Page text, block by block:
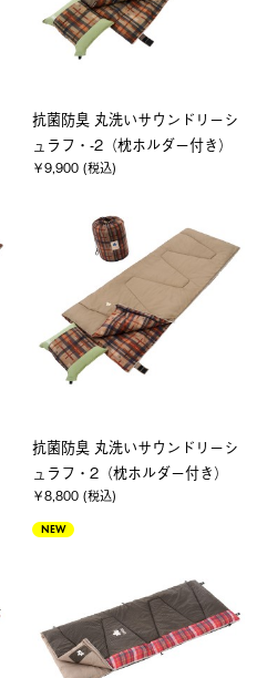
抗菌防臭 丸洗いサウンドリーシ
ュラフ・-2（枕ホルダー付き）
￥9,900 (税込)
抗菌防臭 丸洗いサウンドリーシ
ュラフ・2（枕ホルダー付き）
￥8,800 (税込)
NEW